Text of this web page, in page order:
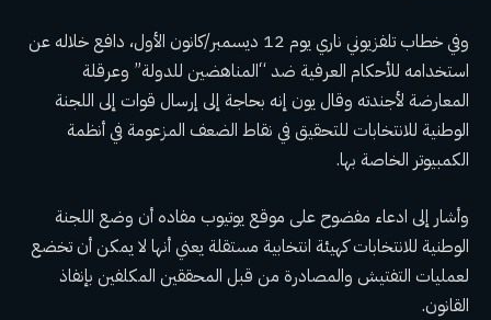
وفي خطاب تلفزيوني ناري يوم 12 ديسمبر/كانون الأول، دافع خلاله عن
استخدامه للأحكام العرفية ضد “المناهضين للدولة” وعرقلة
المعارضة لأجندته وقال يون إنه بحاجة إلى إرسال قوات إلى اللجنة
الوطنية للانتخابات للتحقيق في نقاط الضعف المزعومة في أنظمة
الكمبيوتر الخاصة بها.
وأشار إلى ادعاء مفضوح على موقع يوتيوب مفاده أن وضع اللجنة
الوطنية للانتخابات كهيئة انتخابية مستقلة يعني أنها لا يمكن أن تخضع
لعمليات التفتيش والمصادرة من قبل المحققين المكلفين بإنفاذ
القانون.